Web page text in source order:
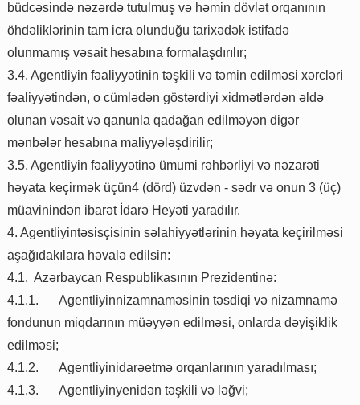
büdcəsində nəzərdə tutulmuş və həmin dövlət orqanının
öhdəliklərinin tam icra olunduğu tarixədək istifadə
olunmamış vəsait hesabına formalaşdırılır;
3.4. Agentliyin fəaliyyətinin təşkili və təmin edilməsi xərcləri
fəaliyyətindən, o cümlədən göstərdiyi xidmətlərdən əldə
olunan vəsait və qanunla qadağan edilməyən digər
mənbələr hesabına maliyyələşdirilir;
3.5. Agentliyin fəaliyyətinə ümumi rəhbərliyi və nəzarəti
həyata keçirmək üçün4 (dörd) üzvdən - sədr və onun 3 (üç)
müavinindən ibarət İdarə Heyəti yaradılır.
4. Agentliyintəsisçisinin səlahiyyətlərinin həyata keçirilməsi
aşağıdakılara həvalə edilsin:
4.1. Azərbaycan Respublikasının Prezidentinə:
4.1.1.
Agentliyinnizamnaməsinin təsdiqi və nizamnamə
fondunun miqdarının müəyyən edilməsi, onlarda dəyişiklik
edilməsi;
4.1.2.
Agentliyinidarəetmə orqanlarının yaradılması;
4.1.3.
Agentliyinyenidən təşkili və ləğvi;